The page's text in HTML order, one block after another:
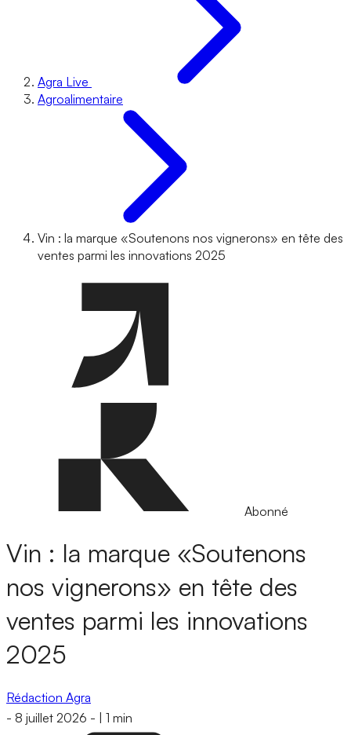
Agra Live
Agroalimentaire
Vin : la marque «Soutenons nos vignerons» en tête des
ventes parmi les innovations 2025
Abonné
Vin : la marque «Soutenons
nos vignerons» en tête des
ventes parmi les innovations
2025
Rédaction Agra
- 8 juillet 2026 - 1 min